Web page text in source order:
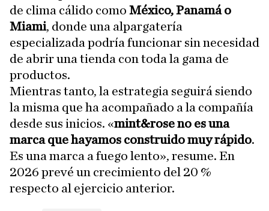
de clima cálido como México, Panamá o
Miami, donde una alpargatería
especializada podría funcionar sin necesidad
de abrir una tienda con toda la gama de
productos.
Mientras tanto, la estrategia seguirá siendo
la misma que ha acompañado a la compañía
desde sus inicios. «mint&rose no es una
marca que hayamos construido muy rápido.
Es una marca a fuego lento», resume. En
2026 prevé un crecimiento del 20 %
respecto al ejercicio anterior.